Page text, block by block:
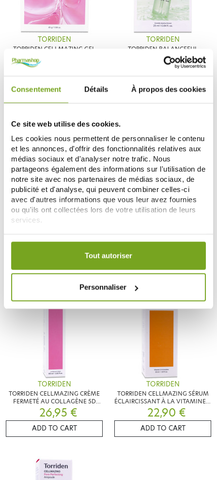
Consentement Détails À propos des cookies
Ce site web utilise des cookies.
Les cookies nous permettent de personnaliser le contenu
et les annonces, d'offrir des fonctionnalités relatives aux
médias sociaux et d'analyser notre trafic. Nous
partageons également des informations sur l'utilisation de
notre site avec nos partenaires de médias sociaux, de
publicité et d'analyse, qui peuvent combiner celles-ci
avec d'autres informations que vous leur avez fournies
ou qu'ils ont collectées lors de votre utilisation de leurs
services.
Votre choix de consentement est conservé pendant une
Tout autoriser
Personnaliser
TORRIDEN
TORRIDEN CELLMAZING GEL
MASQUE FERMETE 45G
TORRIDEN
TORRIDEN BALANCEFUL
MASQUE EN TISSU ÉQUILIBRANT
25ML
3,90 €
TORRIDEN
TORRIDEN CELLMAZING
3,90 €
TORRIDEN
16,90 €
TORRIDEN
TORRIDEN CELLMAZING CRÈME
FERMETÉ AU COLLAGÈNE 5D
60ML
26,95 €
ADD TO CART
TORRIDEN
TORRIDEN CELLMAZING SÉRUM
ÉCLAIRCISSANT À LA VITAMINE C
30ML
22,90 €
ADD TO CART